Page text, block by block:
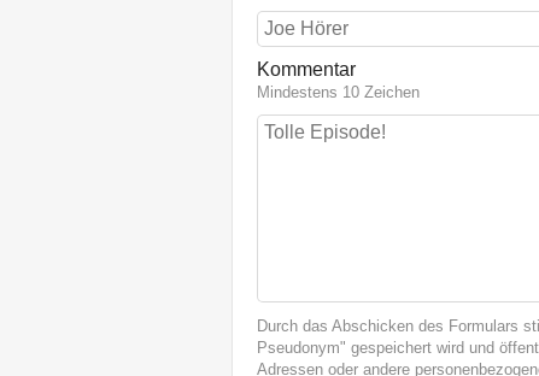
Kommentar
Mindestens 10 Zeichen
Durch das Abschicken des Formulars
Pseudonym" gespeichert wird und
Adressen oder andere